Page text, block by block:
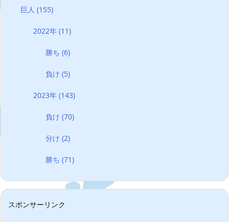
巨人(155)
2022年 (11)
勝ち(6)
負け(5)
2023年 (143)
負け(70)
分け(2)
勝ち(71)
スポンサーリンク